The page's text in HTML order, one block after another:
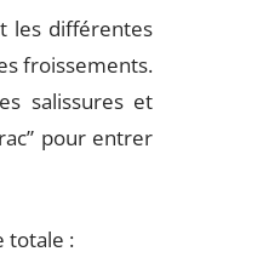
les différentes
froissements.
salissures et
pour entrer
totale :